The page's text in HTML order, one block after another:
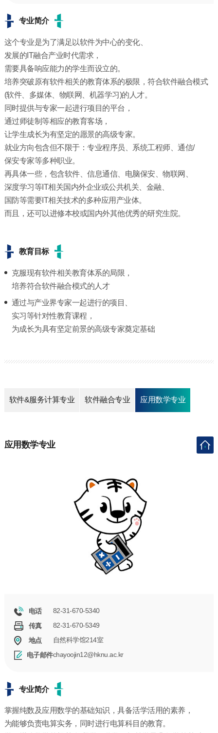
专业简介
这个专业是为了满足以软件为中心的变化、
发展的IT融合产业时代需求，
需要具备响应能力的学生而设立的。
培养突破原有软件相关的教育体系的极限，符合软件融合模式
(软件、多媒体、物联网、机器学习)的人才。
同时提供与专家一起进行项目的平台，
通过师徒制等相应的教育客场，
让学生成长为有坚定的愿景的高级专家。
就业方向包含但不限于：专业程序员、系统工程师、通信/
保安专家等多种职业。
再具体一些，包含软件、信息通信、电脑保安、物联网、
深度学习等IT相关国内外企业或公共机关、金融、
国防等需要IT相关技术的多种应用产业体。
而且，还可以进修本校或国内外其他优秀的研究生院。
教育目标
克服现有软件相关教育体系的局限，
培养符合软件融合模式的人才
通过与产业界专家一起进行的项目、
实习等针对性教育课程，
为成长为具有坚定前景的高级专家奠定基础
软件&服务计算专业 软件融合专业 应用数学专业
应用数学专业
电话
82-31-670-5340
传真
82-31-670-5349
地点
自然科学馆214室
电子邮件chayoojin12@hknu.ac.kr
专业简介
掌握纯数及应用数学的基础知识，具备活学活用的素养，
为能够负责电算实务，同时进行电算科目的教育。